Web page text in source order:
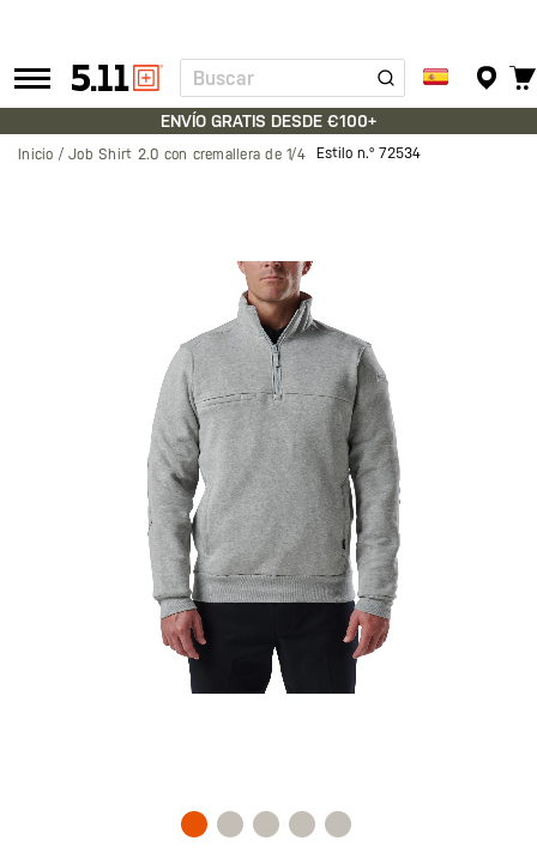
Tactical
Gear
Buscar
ENVÍO GRATIS DESDE €100+
Inicio Job Shirt 2.0 con cremallera de 1/4 Estilo n.º 72534